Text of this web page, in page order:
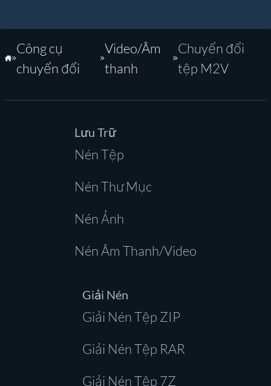
Trang Chủ
Công cụ
chuyển đổi
Video/Âm
thanh
Chuyển đổi
tệp M2V
Lưu Trữ
Nén Tệp
Nén Thư Mục
Nén Ảnh
Nén Âm Thanh/Video
Giải Nén
Giải Nén Tệp ZIP
Giải Nén Tệp RAR
Giải Nén Tệp 7Z